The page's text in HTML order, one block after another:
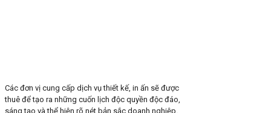
Các đơn vị cung cấp dịch vụ thiết kế, in ấn sẽ được
thuê để tạo ra những cuốn lịch độc quyền độc đáo,
sáng tạo và thể hiện rõ nét bản sắc doanh nghiệp.